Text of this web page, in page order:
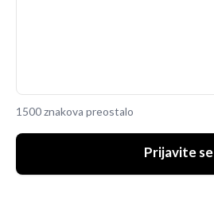
1500 znakova preostalo
Prijavite se